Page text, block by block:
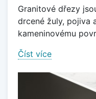
Granitové dřezy
drcené žuly, pojiva
kameninovému
Číst více